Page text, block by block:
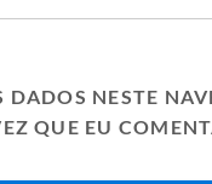
DADOS NESTE
QUE EU